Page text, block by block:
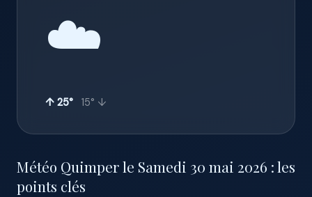
☁️
↑ 25° 15° ↓
Météo Quimper le Samedi 30 mai 2026 : les
points clés